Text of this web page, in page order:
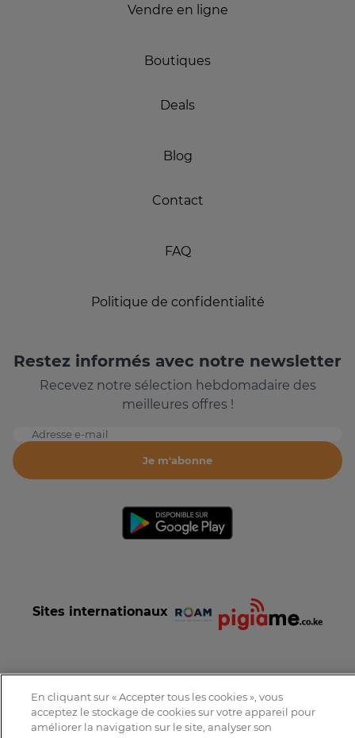
Vendre en ligne
Boutiques
Deals
Blog
Contact
FAQ
Politique de confidentialité
Restez informés avec notre newsletter
Recevez notre sélection hebdomadaire des
meilleures offres !
Adresse e-mail
Je m'abonne
Sites internationaux
Conditions et Charte d'utilisation
Politique de confidentialité
Tous droits réservés © 2016-2026 Expat-Dakar
En cliquant sur « Accepter tous les cookies », vous
acceptez le stockage de cookies sur votre appareil pour
améliorer la navigation sur le site, analyser son